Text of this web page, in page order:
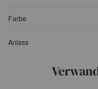
Farbe
Anlass